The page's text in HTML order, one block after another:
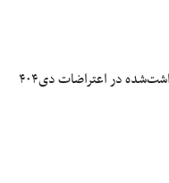
ابوالفضل ساعدی و جواد زمانی دو شهروند بازداشت‌شده در اعتراضات دی۴۰۴